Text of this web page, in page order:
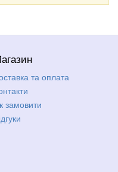
та оплата
замовити